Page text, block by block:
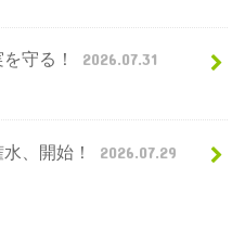
守る！ 2026.07.31
、開始！ 2026.07.29